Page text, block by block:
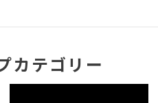
カテゴリー